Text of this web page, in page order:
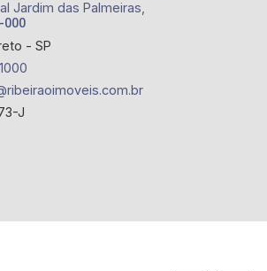
Jardim das Palmeiras,
000
- SP
J